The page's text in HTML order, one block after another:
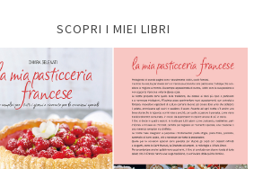
SCOPRI I MIEI LIBRI